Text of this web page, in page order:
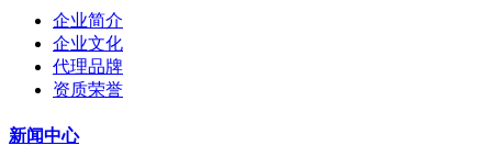
企业简介
企业文化
代理品牌
资质荣誉
新闻中心